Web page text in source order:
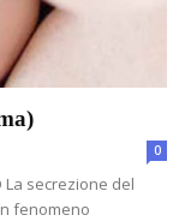
0
La secrezione del
fenomeno